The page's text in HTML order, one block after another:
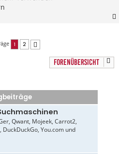
1 2
FORENÜBERSICHT
Qwant, Mojeek, Carrot2,
DuckDuckGo, You.com und